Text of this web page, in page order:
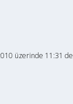
üzerinde 11:31 de